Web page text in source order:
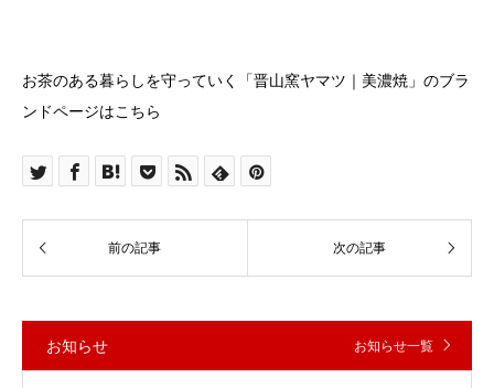
お茶のある暮らしを守っていく「晋山窯ヤマツ｜美濃焼」のブラ
ンドページはこちら
お知らせ お知らせ一覧